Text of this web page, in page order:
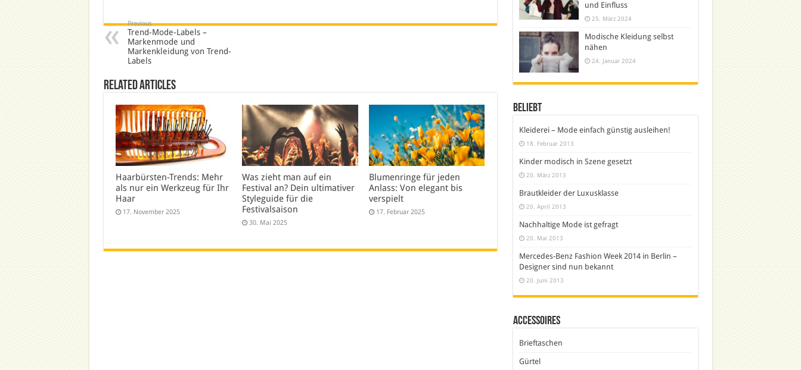
Previous
Trend-Mode-Labels –
Markenmode und
Markenkleidung von Trend-
Labels
Related Articles
Haarbürsten-Trends: Mehr
als nur ein Werkzeug für Ihr
Haar
17. November 2025
Was zieht man auf ein
Festival an? Dein ultimativer
Styleguide für die
Festivalsaison
30. Mai 2025
Blumenringe für jeden
Anlass: Von elegant bis
verspielt
17. Februar 2025
und Einfluss
25. März 2024
Modische Kleidung selbst
nähen
24. Januar 2024
Beliebt
Kleiderei – Mode einfach günstig ausleihen!
18. Februar 2013
Kinder modisch in Szene gesetzt
20. März 2013
Brautkleider der Luxusklasse
20. April 2013
Nachhaltige Mode ist gefragt
20. Mai 2013
Mercedes-Benz Fashion Week 2014 in Berlin –
Designer sind nun bekannt
20. Juni 2013
Accessoires
Brieftaschen
Gürtel